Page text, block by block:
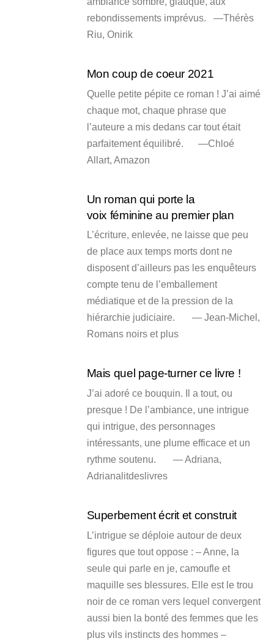
rebondissements imprévus. —Thérès
Riu, Onirik
Mon coup de coeur 2021
Quelle petite pépite ce roman ! J’ai aimé
chaque mot, chaque phrase que
l’auteure a mis dedans car tout était
parfaitement équilibré. —Chloé
Allart, Amazon
Un roman qui porte la
voix féminine au premier plan
L’écriture, enlevée, ne laisse que peu
de place aux temps morts dont ne
disposent d’ailleurs pas les enquêteurs
compte tenu de l’emballement
médiatique et de la pression de la
hiérarchie judiciaire. — Jean-Michel,
Romans noirs et plus
Mais quel page-turner ce livre !
J’ai adoré ce bouquin. Il a tout, ou
presque ! De l’ambiance, une intrigue
qui intrigue, des personnages
intéressants, une plume efficace et un
rythme soutenu. — Adriana,
Adrianalitdeslivres
Superbement écrit et construit
L’intrigue se déploie autour de deux
figures que tout oppose : – Anne, la
seule qui parle en je, camoufle et
maquille ses blessures. Elle est le trou
noir de ce roman vers lequel convergent
aussi bien la bonté des femmes que les
plus vils instincts des hommes –